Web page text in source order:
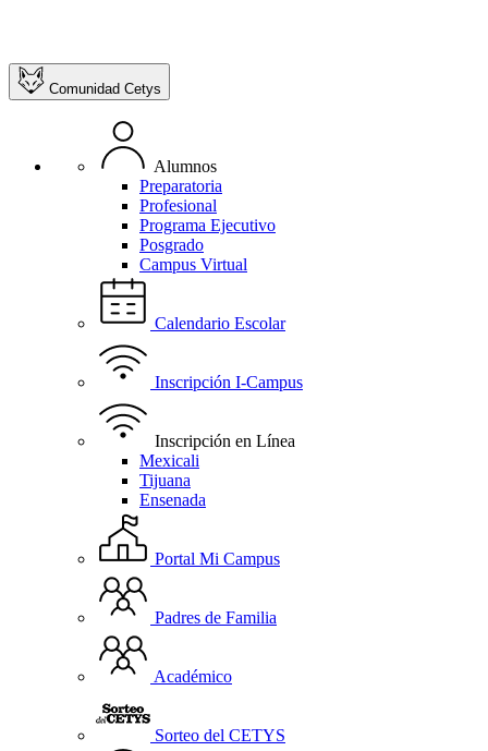
Comunidad Cetys
Alumnos
Preparatoria
Profesional
Programa Ejecutivo
Posgrado
Campus Virtual
Calendario Escolar
Inscripción I-Campus
Inscripción en Línea
Mexicali
Tijuana
Ensenada
Portal Mi Campus
Padres de Familia
Académico
Sorteo del CETYS